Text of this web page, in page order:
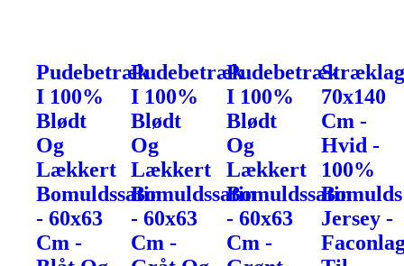
Pudebetræk
I 100%
Blødt
Og
Lækkert
Bomuldssatin
- 60x63
Cm -
Pudebetræk
I 100%
Blødt
Og
Lækkert
Bomuldssatin
- 60x63
Cm -
Pudebetræk
I 100%
Blødt
Og
Lækkert
Bomuldssatin
- 60x63
Cm -
70x140
Cm -
Hvid -
100%
Bomulds
Jersey -